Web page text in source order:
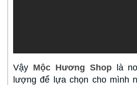
Vậy Mộc Hương Shoplà
lượng để lựa chọn cho mình